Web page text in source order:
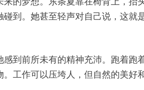
到。她甚至轻声对自己说，这就
到前所未有的精神充沛。跑着跑
工作可以压垮人，但自然的美好